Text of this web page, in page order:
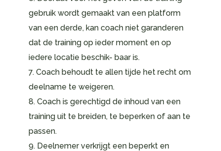
gebruik wordt gemaakt van een platform
van een derde, kan coach niet garanderen
dat de training op ieder moment en op
iedere locatie beschik- baar is.
7. Coach behoudt te allen tijde het recht om
deelname te weigeren.
8. Coach is gerechtigd de inhoud van een
training uit te breiden, te beperken of aan te
passen.
9. Deelnemer verkrijgt een beperkt en